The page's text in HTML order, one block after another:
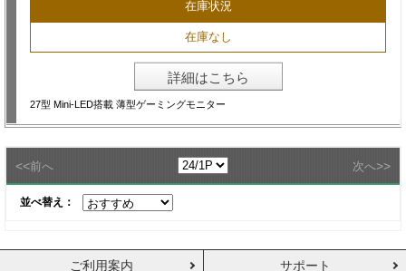
在庫状況
在庫なし
詳細はこちら
27型 Mini-LED搭載 薄型ゲーミングモニター
<<前へ 次へ>>
並べ替え：
ご利用案内 サポート